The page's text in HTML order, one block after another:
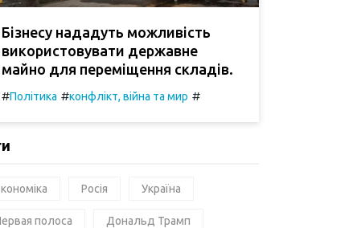
Бізнесу нададуть можливість
використовувати державне
майно для переміщення складів.
#Політика #конфлікт, війна та мир #
Росія Україна
полоса Дональд Трамп